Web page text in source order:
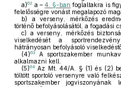
a)62 a –4. §-ban foglaltakra is
felelősségre vonást megalapozó
b) a verseny, mérkőzés
történő befolyásolásától, a fogadási
c) a verseny, mérkőzés
viselkedését a
hátrányosan befolyásoló
(4)63 A sportszakember
alkalmazni kell.
(5)64 Az Mt. 44/A. § (1) és (2)
töltött sportoló versenyre való
sportszakember